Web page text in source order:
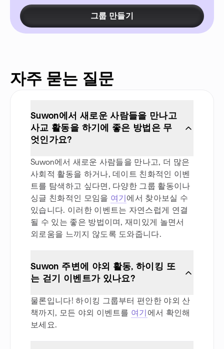
그룹 만들기
자주 묻는 질문
Suwon에서 새로운 사람들을 만나고
사교 활동을 하기에 좋은 방법은 무
엇인가요?
Suwon에서 새로운 사람들을 만나고, 더 많은
사회적 활동을 하거나, 데이트 친화적인 이벤
트를 탐색하고 싶다면, 다양한 그룹 활동이나
싱글 친화적인 모임을 여기 에서 찾아보실 수
있습니다. 이러한 이벤트는 자연스럽게 연결
될 수 있는 좋은 방법이며, 재미있게 놀면서
외로움을 느끼지 않도록 도와줍니다.
Suwon 주변에 야외 활동, 하이킹 또
는 걷기 이벤트가 있나요?
물론입니다! 하이킹 그룹부터 편안한 야외 산
책까지, 모든 야외 이벤트를 여기 에서 확인해
보세요.